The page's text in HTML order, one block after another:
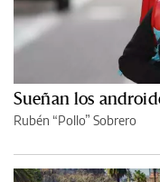
Sueñan los
Rubén “Pollo” Sobrero